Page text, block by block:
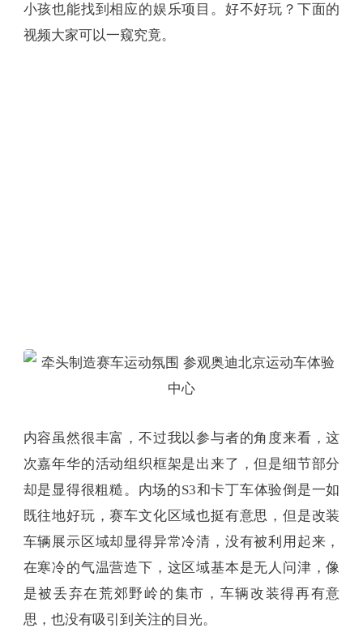
小孩也能找到相应的娱乐项目。好不好玩？下面的
视频大家可以一窥究竟。
内容虽然很丰富，不过我以参与者的角度来看，这
次嘉年华的活动组织框架是出来了，但是细节部分
却是显得很粗糙。内场的S3和卡丁车体验倒是一如
既往地好玩，赛车文化区域也挺有意思，但是改装
车辆展示区域却显得异常冷清，没有被利用起来，
在寒冷的气温营造下，这区域基本是无人问津，像
是被丢弃在荒郊野岭的集市，车辆改装得再有意
思，也没有吸引到关注的目光。